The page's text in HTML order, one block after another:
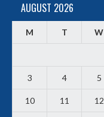
AUGUST 2026
M T W
3 4 5
10 11 12